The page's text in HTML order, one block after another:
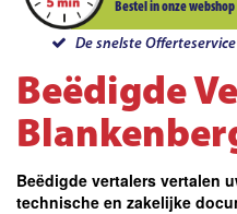
Bestel in onze webshop
De snelste
Beëdigde
Beëdigde vertalers vertalen
technische en zakelijke